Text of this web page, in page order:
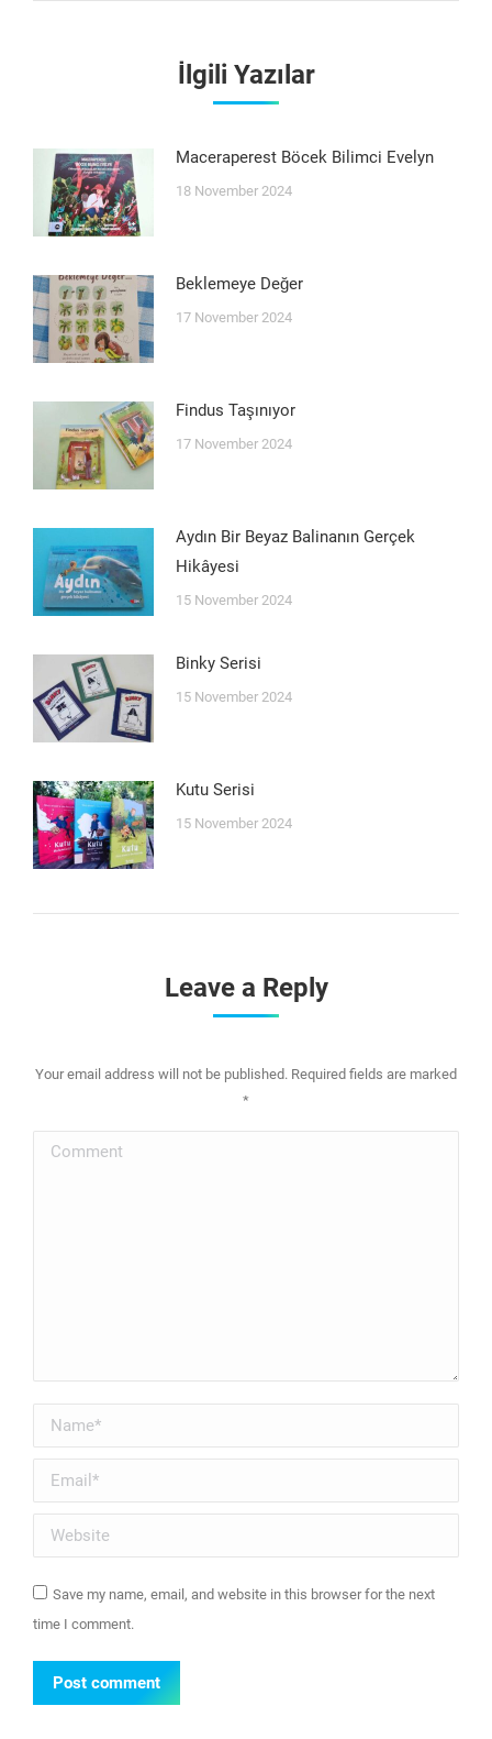
İlgili Yazılar
Maceraperest Böcek Bilimci Evelyn
18 November 2024
Beklemeye Değer
17 November 2024
Findus Taşınıyor
17 November 2024
Aydın Bir Beyaz Balinanın Gerçek
Hikâyesi
15 November 2024
Binky Serisi
15 November 2024
Kutu Serisi
15 November 2024
Leave a Reply
Your email address will not be published. Required fields are marked
*
Comment
Name *
Email *
Website
Save my name, email, and website in this browser for the next
time I comment.
Post comment